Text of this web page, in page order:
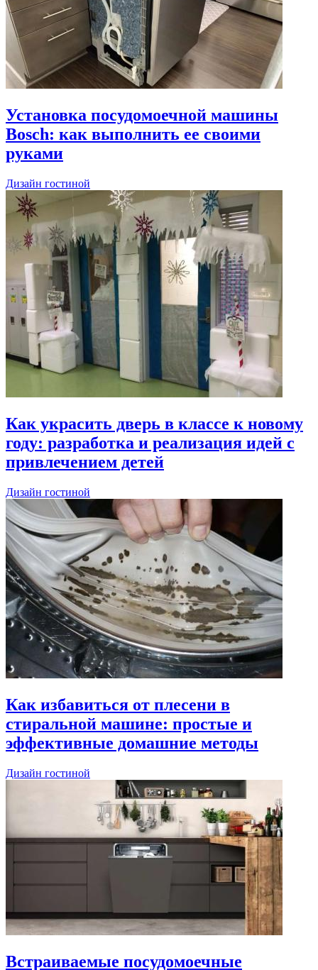
Установка посудомоечной машины
Bosch: как выполнить ее своими
руками
Дизайн гостиной
Как украсить дверь в классе к новому
году: разработка и реализация идей с
привлечением детей
Дизайн гостиной
Как избавиться от плесени в
стиральной машине: простые и
эффективные домашние методы
Дизайн гостиной
Встраиваемые посудомоечные